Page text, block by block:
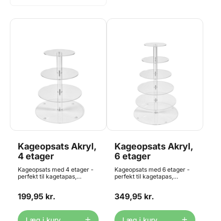
Kageopsats Akryl,
4 etager
Kageopsats med 4 etager -
perfekt til kagetapas,
og meget mere. Dette stativ
ca.: Ø15, Ø18,7, Ø22,5 og
Ø26,3 cm. Den totale højde
199,95 kr.
Kageopsats Akryl,
6 etager
Kageopsats med 6 etager -
perfekt til kagetapas,
og meget mere. Dette stativ
ca.: Ø15, Ø18,7, Ø22,5, Ø26,3,
Ø30 og Ø33,7 cm. Den totale
349,95 kr.